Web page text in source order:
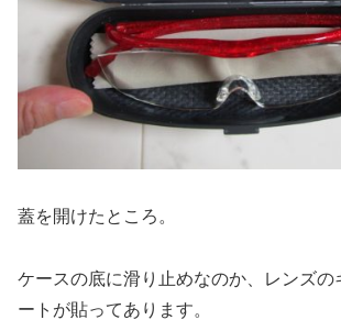
蓋を開けたところ。
ケースの底に滑り止めなのか、レンズの
ートが貼ってあります。